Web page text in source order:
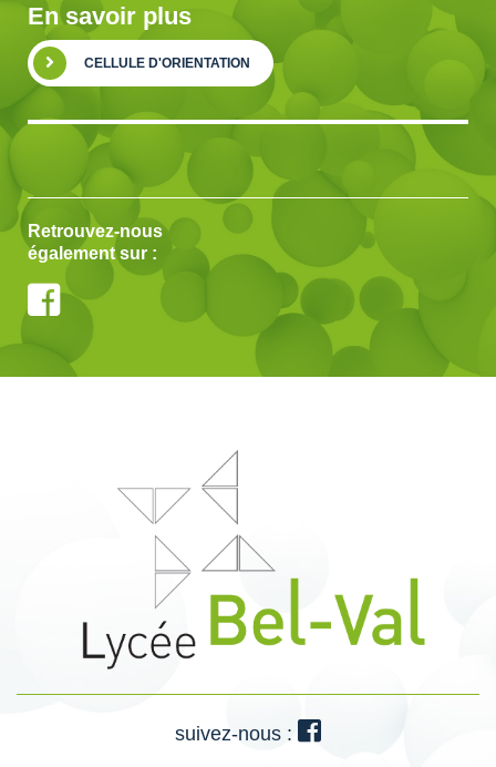
En savoir plus
CELLULE D'ORIENTATION
Retrouvez-nous
également sur :
suivez-nous :